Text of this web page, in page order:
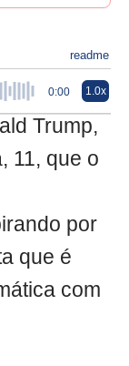
readme
0:00 1.0x
Trump,
11, que o
por
que é
com